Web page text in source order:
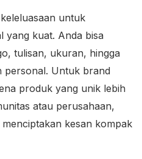
untuk
yang kuat. Anda bisa
tulisan, ukuran, hingga
personal. Untuk brand
produk yang unik lebih
atau perusahaan,
kesan kompak